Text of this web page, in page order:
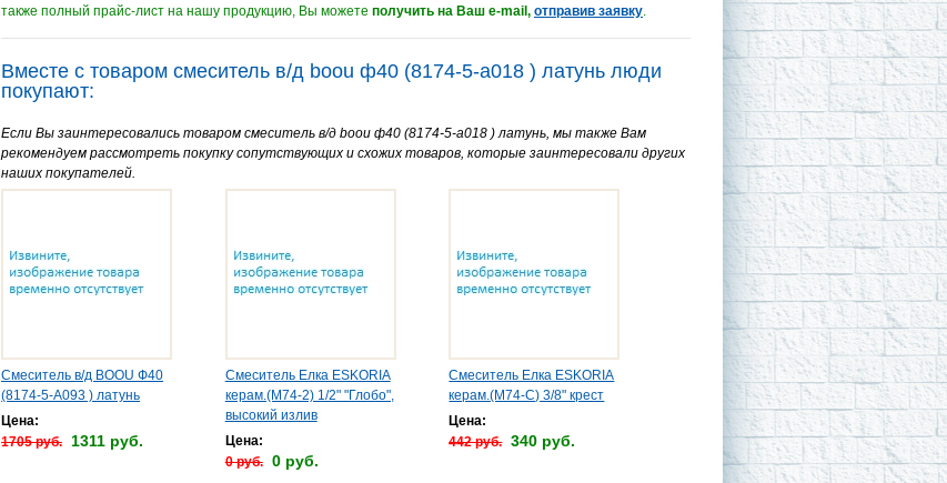
также полный прайс-лист на нашу продукцию, Вы можете получить на Ваш e-mail, отправив заявку.
Вместе с товаром смеситель в/д boou ф40 (8174-5-а018 ) латунь люди
покупают:
Если Вы заинтересовались товаром смеситель в/д boou ф40 (8174-5-а018 ) латунь, мы также Вам
рекомендуем рассмотреть покупку сопутствующих и схожих товаров, которые заинтересовали других
наших покупателей.
Смеситель в/д BOOU Ф40
(8174-5-А093 ) латунь
Цена:
1705 руб.
1311 руб.
Смеситель Елка ESKORIA
керам.(М74-2) 1/2" "Глобо",
высокий излив
Цена:
0 руб. 0 руб.
Смеситель Елка ESKORIA
керам.(М74-С) 3/8" крест
Цена:
442 руб. 340 руб.